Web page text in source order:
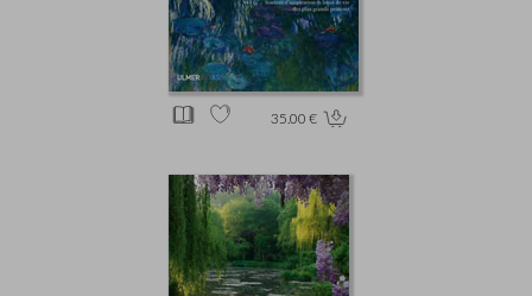
35.00 €